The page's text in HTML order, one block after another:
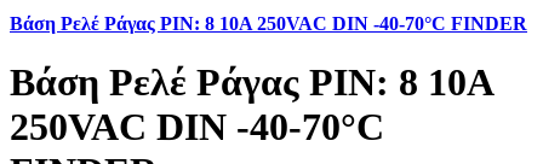
Βάση Ρελέ Ράγας PIN: 8 10A 250VAC DIN -40-70°C FINDER
Βάση Ρελέ Ράγας PIN: 8 10A
250VAC DIN -40-70°C